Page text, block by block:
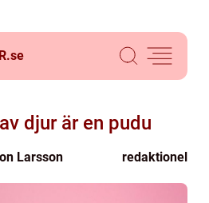
se
djur är en pudu
Larsson redaktionel